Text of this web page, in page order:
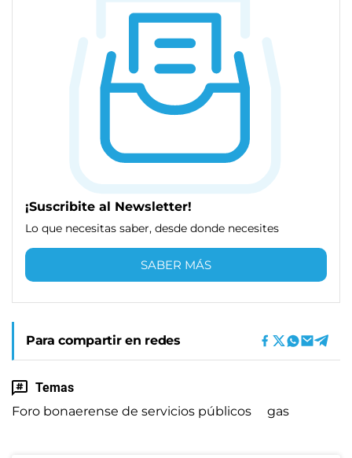
¡Suscribite al Newsletter!
Lo que necesitas saber, desde donde necesites
SABER MÁS
Para compartir en redes
Temas
Foro bonaerense de servicios públicos
gas